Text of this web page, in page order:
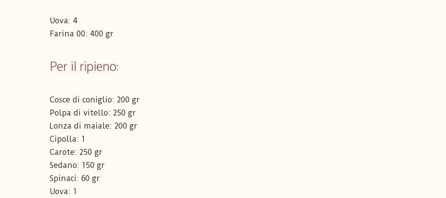
Uova: 4
Farina 00: 400 gr
Per il ripieno:
Cosce di coniglio: 200 gr
Polpa di vitello: 250 gr
Lonza di maiale: 200 gr
Cipolla: 1
Carote: 250 gr
Sedano: 150 gr
Spinaci: 60 gr
Uova: 1